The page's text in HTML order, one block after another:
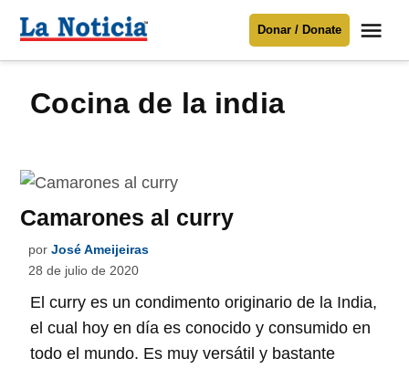
Para mantenerte informado necesitamos
contenido
Noticia
Donar / Donate
cocina de la india
Camarones al curry
por José Ameijeiras
28 de julio de 2020
El curry es un condimento originario de la India,
el cual hoy en día es conocido y consumido en
todo el mundo. Es muy versátil y bastante